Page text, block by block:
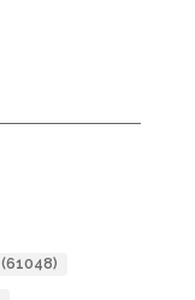
(61048)